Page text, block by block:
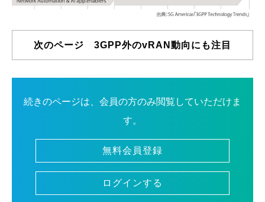
次のページ 3GPP外のvRAN動向にも注目
続きのページは、会員の方のみ閲覧していただけま
す。
無料会員登録
ログインする